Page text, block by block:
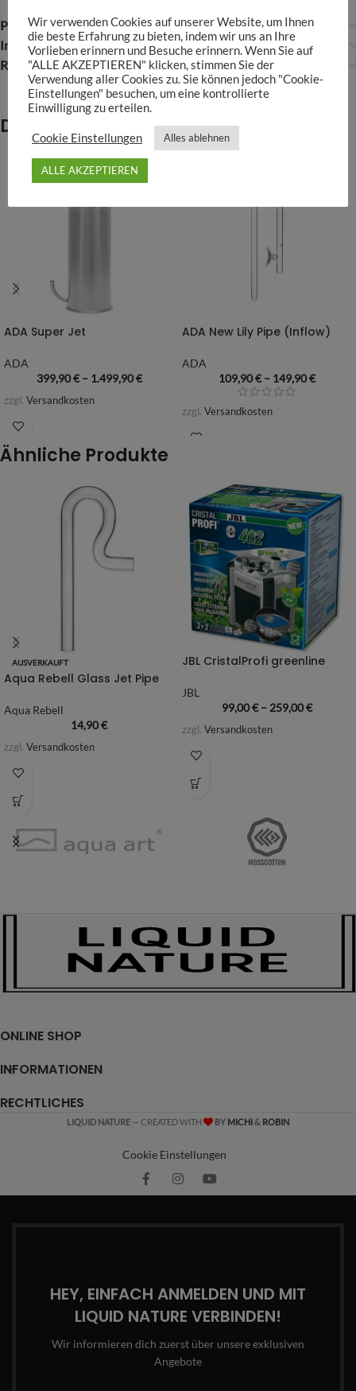
Produktsicherheit
Infos über ADA
Rezensionen (0)
Das könnte dir auch gefallen …
ADA Super Jet
ADA
399,90€– 1.499,90€
zzgl. Versandkosten
ADA New Lily Pipe (Inflow)
ADA
109,90€– 149,90€
zzgl. Versandkosten
Ähnliche Produkte
AUSVERKAUFT
Aqua Rebell Glass Jet Pipe
Aqua Rebell
14,90€
zzgl. Versandkosten
JBL CristalProfi greenline
JBL
99,00€– 259,00€
zzgl. Versandkosten
ONLINE SHOP
INFORMATIONEN
RECHTLICHES
LIQUID NATURE — CREATED WITH BY MICHI& ROBIN
Cookie Einstellungen
HEY, EINFACH ANMELDEN UND MIT
LIQUID NATURE VERBINDEN!
Wir informieren dich zuerst über unsere exklusiven
Angebote
Wir verwenden Cookies auf unserer Website, um Ihnen
die beste Erfahrung zu bieten, indem wir uns an Ihre
Vorlieben erinnern und Besuche erinnern. Wenn Sie auf
"ALLE AKZEPTIEREN" klicken, stimmen Sie der
Verwendung aller Cookies zu. Sie können jedoch "Cookie-
Einstellungen" besuchen, um eine kontrollierte
Einwilligung zu erteilen.
Cookie Einstellungen Alles ablehnen
ALLE AKZEPTIEREN